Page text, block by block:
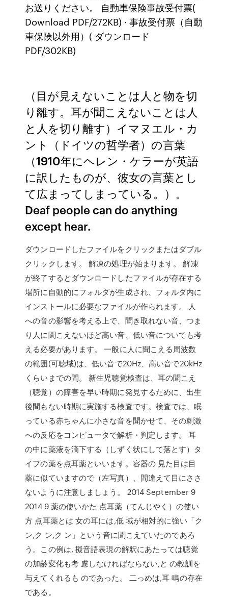
お送りください。 自動車保険事故受付票(
Download PDF/272KB) · 事故受付票（自動
車保険以外用）( ダウンロード
PDF/302KB)
（目が見えないことは人と物を切
り離す。耳が聞こえないことは人
と人を切り離す）イマヌエル・カ
ント（ドイツの哲学者）の言葉
（1910年にヘレン・ケラーが英語
に訳したものが、彼女の言葉とし
て広まってしまっている。）。
Deaf people can do anything
except hear.
ダウンロードしたファイルをクリックまたはダブル
クリックします。 解凍の処理が始まります。 解凍
が終了するとダウンロードしたファイルが存在する
場所に自動的にフォルダが生成され、フォルダ内に
インストールに必要なファイルが作られます。 人
への音の影響を考える上で、聞き取れない音、つま
り人に聞こえないほど高い音、低い音についても考
える必要があります。 一般に人に聞こえる周波数
の範囲(可聴域)は、低い音で20Hz、高い音で20kHz
くらいまでの間。 新生児聴覚検査は、耳の聞こえ
（聴覚）の障害を早い時期に発見するために、出生
後間もない時期に実施する検査です。検査では、眠
っている赤ちゃんに小さな音を聞かせて、その刺激
への反応をコンピュータで解析・判定します。 耳
の中に薬液を滴下する（しずく状にして落とす）タ
イプの薬を点耳薬といいます。容器の 見た目は目
薬に似ていますので（左写真）、間違えて目にささ
ないように注意しましょう。 2014 September 9
2014 9 薬の使いかた 点耳薬（てんじやく）の使い
方 点耳薬とは 女の耳には,低 域が相対的に強い「ク
ン,ク ン,ク ン」という音に聞こえていたのであろ
う。この例は, 擬音語表現の解釈にあたっては聴覚
の加齢変化も考 慮しなければならない,と の教訓を
与えてくれるも のであった。 二っめは,耳 鳴の存在
である。